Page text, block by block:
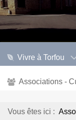
Vivre à Torfou
Associations -
Vous êtes ici :